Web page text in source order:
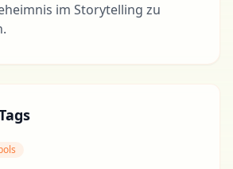
im Storytelling zu